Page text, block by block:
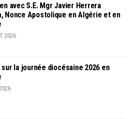
avec S.E. Mgr Javier Herrera
Nonce Apostolique en Algérie et en
2026
la journée diocésaine 2026 en